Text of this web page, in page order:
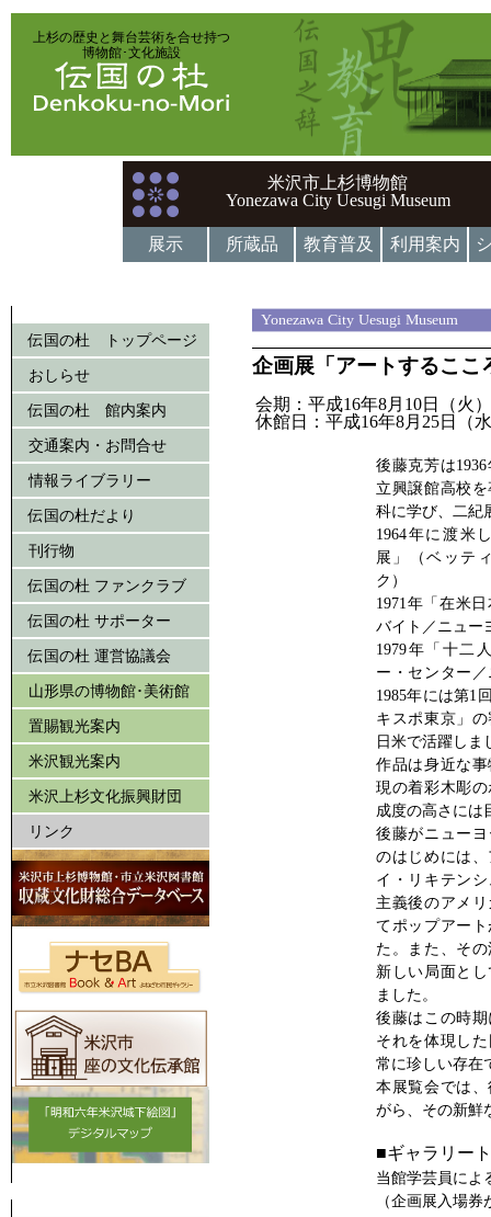
上杉の歴史と舞台芸術を合せ持つ
博物館･文化施設
米沢市上杉博物館
Yonezawa City Uesugi Museum
展示 所蔵品 教育普及 利用案内
伝国の杜 トップページ
おしらせ
伝国の杜 館内案内
交通案内・お問合せ
情報ライブラリー
伝国の杜だより
刊行物
伝国の杜 ファンクラブ
伝国の杜 サポーター
伝国の杜 運営協議会
山形県の博物館･美術館
置賜観光案内
米沢観光案内
米沢上杉文化振興財団
リンク
Yonezawa City Uesugi Museum
企画展「アートするこ
会期：平成16年8月10日（火
休館日：平成16年8月25日（
後藤克芳は
立興譲館高校
科に学び、二紀
1964年に渡米
展」（ベッテ
ク）
1971年「在米
バイト／ニュー
1979年「十二
ー・センター
1985年には第1
キスポ東京」
日米で活躍しま
作品は身近な
現の着彩木彫
成度の高さには
後藤がニュー
のはじめには
イ・リキテン
主義後のアメ
てポップアー
た。また、そ
新しい局面と
ました。
後藤はこの時
それを体現し
常に珍しい存在
本展覧会では
がら、その新鮮
■ギャラリー
当館学芸員によ
（企画展入場